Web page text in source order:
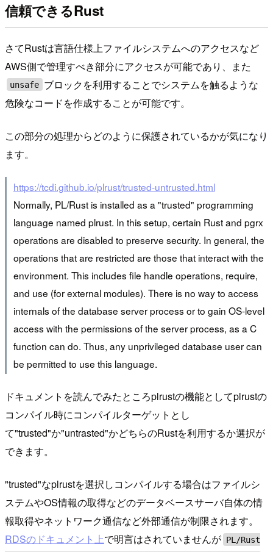
信頼できるRust
さてRustは言語仕様上ファイルシステムへのアクセスなど
AWS側で管理すべき部分にアクセスが可能であり、また
unsafe ブロックを利用することでシステムを触るような
危険なコードを作成することが可能です。
この部分の処理からどのように保護されているかが気になり
ます。
https://tcdi.github.io/plrust/trusted-untrusted.html
Normally, PL/Rust is installed as a "trusted" programming
language named plrust. In this setup, certain Rust and pgrx
operations are disabled to preserve security. In general, the
operations that are restricted are those that interact with the
environment. This includes file handle operations, require,
and use (for external modules). There is no way to access
internals of the database server process or to gain OS-level
access with the permissions of the server process, as a C
function can do. Thus, any unprivileged database user can
be permitted to use this language.
ドキュメントを読んでみたところplrustの機能としてplrustの
コンパイル時にコンパイルターゲットとし
て"trusted"か"untrasted"かどちらのRustを利用するか選択が
できます。
"trusted"なplrustを選択しコンパイルする場合はファイルシ
ステムやOS情報の取得などのデータベースサーバ自体の情
報取得やネットワーク通信など外部通信が制限されます。
RDSのドキュメント上で明言はされていませんが PL/Rust